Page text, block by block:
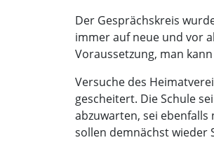
Der Gesprächskreis
immer auf neue und vor
Voraussetzung, man
Versuche des
gescheitert. Die Schule
abzuwarten, sei
sollen demnächst wieder